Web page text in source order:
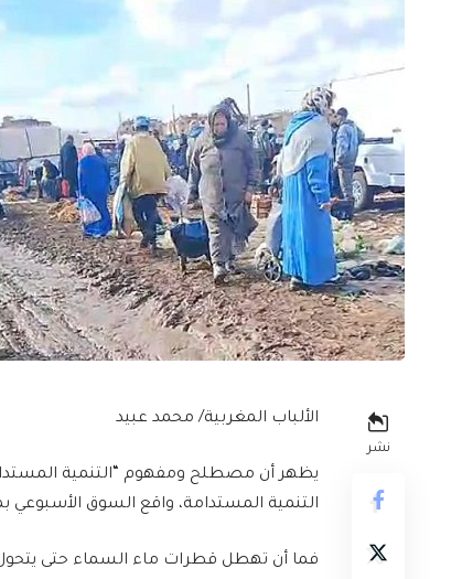
نشر
الألباب المغربية/ محمد عبيد
يظهر أن مصطلح ومفهوم “التنمية
التنمية المستدامة، واقع السوق الأسبوعي
فما أن تهطل قطرات ماء السماء حتى يتحول